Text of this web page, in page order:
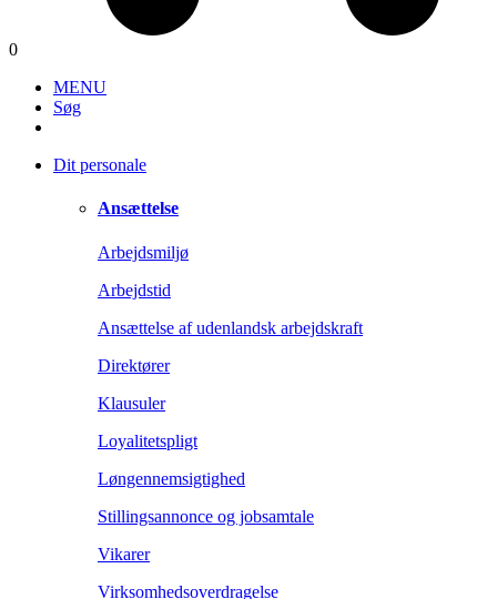
0
MENU
Søg
Dit personale
Ansættelse
Arbejdsmiljø
Arbejdstid
Ansættelse af udenlandsk arbejdskraft
Direktører
Klausuler
Loyalitetspligt
Løngennemsigtighed
Stillingsannonce og jobsamtale
Vikarer
Virksomhedsoverdragelse